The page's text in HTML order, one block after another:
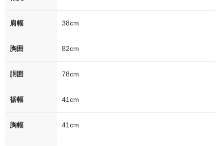
肩幅 38cm
胸囲 82cm
胴囲 78cm
裾幅 41cm
胸幅 41cm